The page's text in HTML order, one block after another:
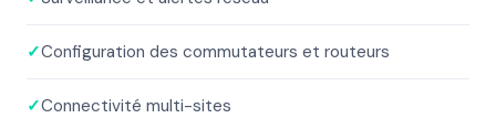
✓Configuration des commutateurs et routeurs
✓Connectivité multi-sites